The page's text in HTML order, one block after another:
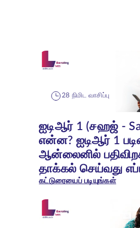
28 நிமிட வாசிப்பு
ஐடிஆர் 1 (சஹஜ் -
என்ன? ஐடிஆர் 1
ஆன்லைனில்
தாக்கல் செய்வது
கட்டுரையைப் படியுங்கள்